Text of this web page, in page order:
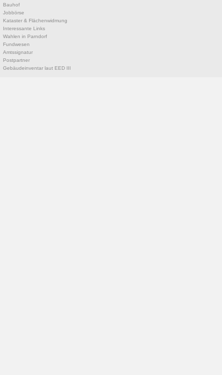
Bauhof
Jobbörse
Kataster & Flächenwidmung
Interessante Links
Wahlen in Parndorf
Fundwesen
Amtssignatur
Postpartner
Gebäudeinventar laut EED III